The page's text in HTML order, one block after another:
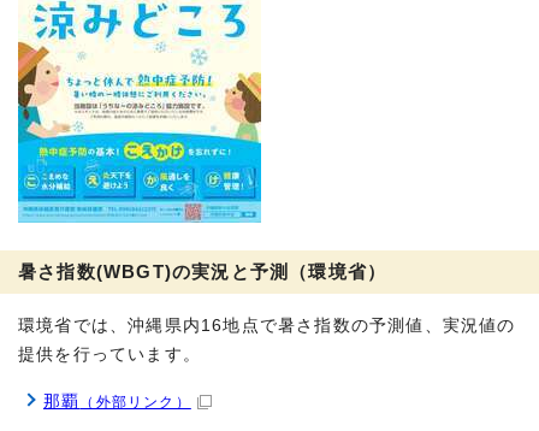
暑さ指数(WBGT)の実況と予測（環境省）
環境省では、沖縄県内16地点で暑さ指数の予測値、実況値の
提供を行っています。
那覇 （外部リンク）